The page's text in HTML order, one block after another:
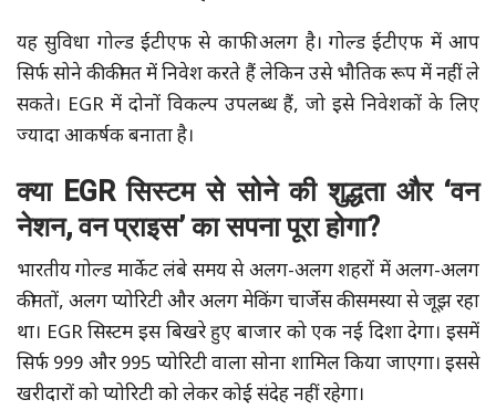
यह सुविधा गोल्ड ईटीएफ से काफी अलग है। गोल्ड ईटीएफ में आप
सिर्फ सोने की कीमत में निवेश करते हैं लेकिन उसे भौतिक रूप में नहीं ले
सकते। EGR में दोनों विकल्प उपलब्ध हैं, जो इसे निवेशकों के लिए
ज्यादा आकर्षक बनाता है।
क्या EGR सिस्टम से सोने की शुद्धता और ‘वन
नेशन, वन प्राइस’ का सपना पूरा होगा?
भारतीय गोल्ड मार्केट लंबे समय से अलग-अलग शहरों में अलग-अलग
कीमतों, अलग प्योरिटी और अलग मेकिंग चार्जेस की समस्या से जूझ रहा
था। EGR सिस्टम इस बिखरे हुए बाजार को एक नई दिशा देगा। इसमें
सिर्फ 999 और 995 प्योरिटी वाला सोना शामिल किया जाएगा। इससे
खरीदारों को प्योरिटी को लेकर कोई संदेह नहीं रहेगा।